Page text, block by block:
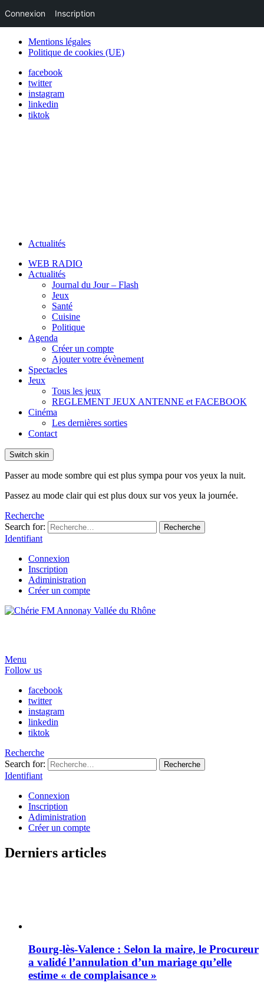
Mentions légales
Politique de cookies (UE)
facebook
twitter
instagram
linkedin
tiktok
Actualités
WEB RADIO
Actualités
Journal du Jour – Flash
Jeux
Santé
Cuisine
Politique
Agenda
Créer un compte
Ajouter votre évènement
Spectacles
Jeux
Tous les jeux
REGLEMENT JEUX ANTENNE et FACEBOOK
Cinéma
Les dernières sorties
Contact
Switch skin
Passer au mode sombre qui est plus sympa pour vos yeux la nuit.
Passez au mode clair qui est plus doux sur vos yeux la journée.
Recherche
Search for:
Recherche
Identifiant
Connexion
Inscription
Adiministration
Créer un compte
Menu
Follow us
facebook
twitter
instagram
linkedin
tiktok
Recherche
Search for:
Recherche
Identifiant
Connexion
Inscription
Adiministration
Créer un compte
Derniers articles
Bourg-lès-Valence : Selon la maire, le Procureur
a validé l’annulation d’un mariage qu’elle
estime « de complaisance »
Connexion Inscription